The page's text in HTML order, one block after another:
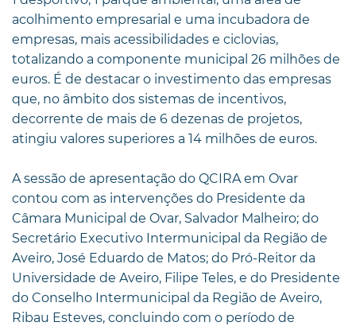
acolhimento empresarial e uma incubadora de
empresas, mais acessibilidades e ciclovias,
totalizando a componente municipal 26 milhões de
euros. É de destacar o investimento das empresas
que, no âmbito dos sistemas de incentivos,
decorrente de mais de 6 dezenas de projetos,
atingiu valores superiores a 14 milhões de euros.
A sessão de apresentação do QCIRA em Ovar
contou com as intervenções do Presidente da
Câmara Municipal de Ovar, Salvador Malheiro; do
Secretário Executivo Intermunicipal da Região de
Aveiro, José Eduardo de Matos; do Pró-Reitor da
Universidade de Aveiro, Filipe Teles, e do Presidente
do Conselho Intermunicipal da Região de Aveiro,
Ribau Esteves, concluindo com o período de